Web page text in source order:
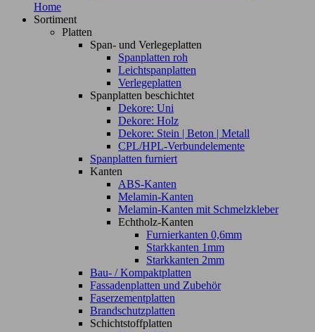
Home
Sortiment
Platten
Span- und Verlegeplatten
Spanplatten roh
Leichtspanplatten
Verlegeplatten
Spanplatten beschichtet
Dekore: Uni
Dekore: Holz
Dekore: Stein | Beton | Metall
CPL/HPL-Verbundelemente
Spanplatten furniert
Kanten
ABS-Kanten
Melamin-Kanten
Melamin-Kanten mit Schmelzkleber
Echtholz-Kanten
Furnierkanten 0,6mm
Starkkanten 1mm
Starkkanten 2mm
Bau- / Kompaktplatten
Fassadenplatten und Zubehör
Faserzementplatten
Brandschutzplatten
Schichtstoffplatten